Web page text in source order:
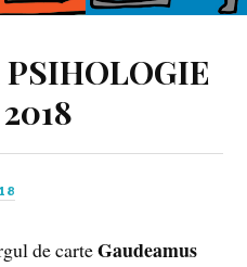
de carteGaudeamus